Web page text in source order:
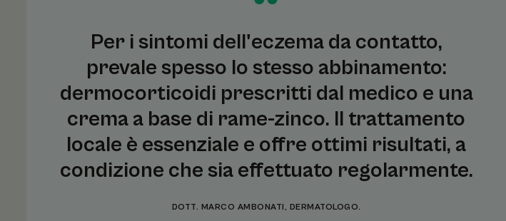
Per i sintomi dell'eczema da contatto,
prevale spesso lo stesso abbinamento:
dermocorticoidi prescritti dal medico e una
crema a base di rame-zinco. Il trattamento
locale è essenziale e offre ottimi risultati, a
condizione che sia effettuato regolarmente.
DOTT. MARCO AMBONATI, DERMATOLOGO.